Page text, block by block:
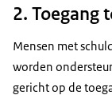
2. Toegang
Mensen met
worden
gericht op de